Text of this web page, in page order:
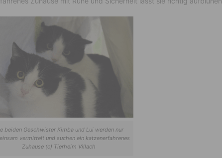
beiden Geschwister Kimba und Lui werden nur
vermittelt und suchen ein katzenerfahrenes
Zuhause (c) Tierheim Villach